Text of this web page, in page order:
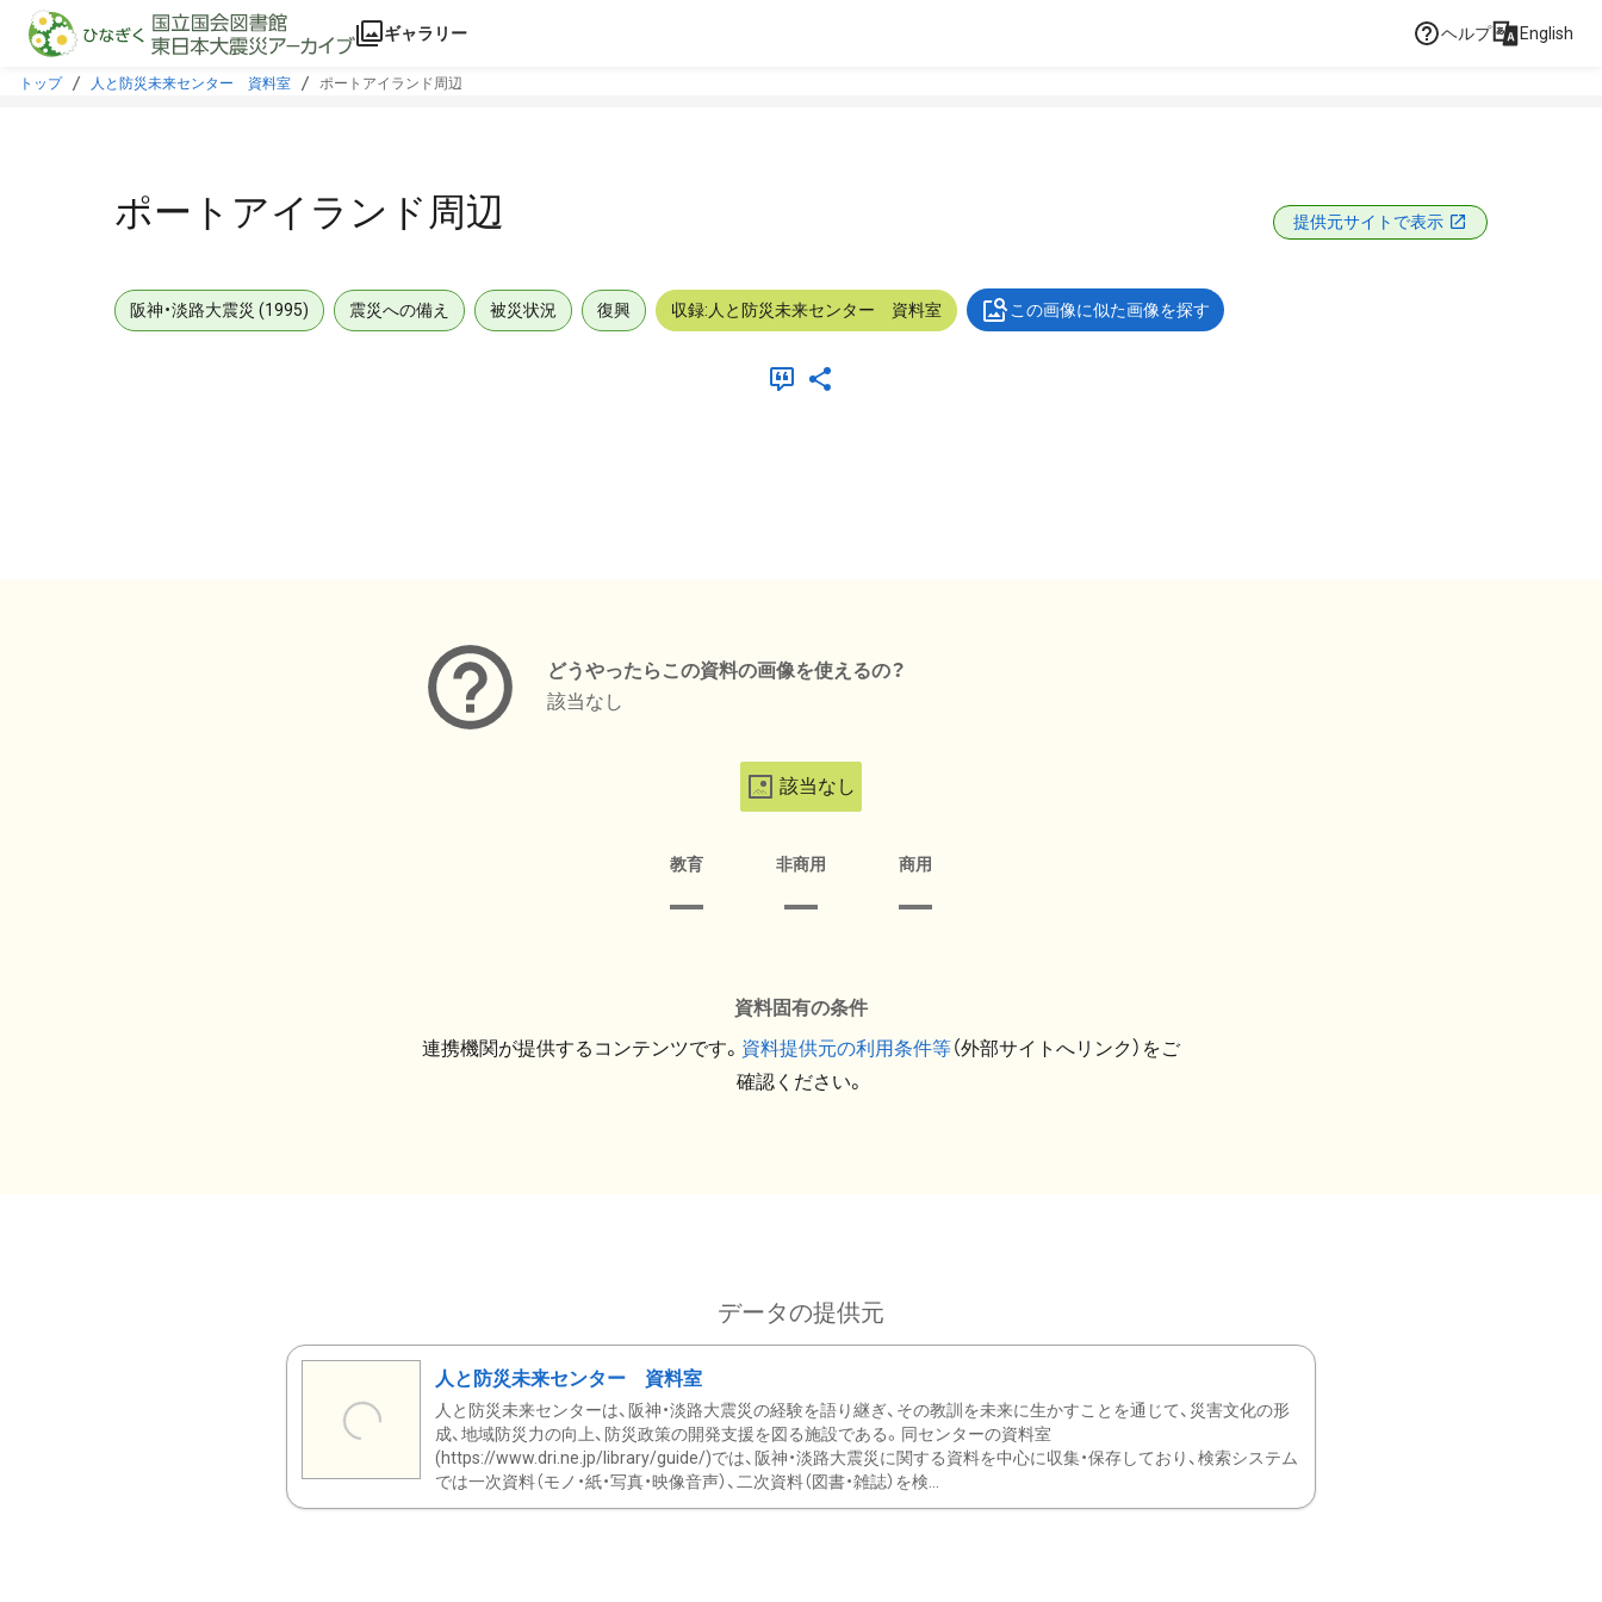
本文に飛ぶ
ギャラリー ヘルプ English
トップ 人と防災未来センター 資料室 ポートアイランド周辺
ポートアイランド周辺 提供元サイトで表示
阪神・淡路大震災 (1995) 震災への備え 被災状況 復興 収録:人と防災未来センター 資料室 この画像に似た画像を探す
どうやったらこの資料の画像を使えるの？
該当なし
該当なし
教育 非商用 商用
資料固有の条件
連携機関が提供するコンテンツです。 資料提供元の利用条件等（外部サイトへリンク）をご
確認ください。
データの提供元
人と防災未来センター 資料室
人と防災未来センターは、阪神・淡路大震災の経験を語り継ぎ、その教訓を未来に生かすことを通じて、災害文化の形
成、地域防災力の向上、防災政策の開発支援を図る施設である。同センターの資料室
(https://www.dri.ne.jp/library/guide/)では、阪神・淡路大震災に関する資料を中心に収集・保存しており、検索システム
では一次資料（モノ・紙・写真・映像音声）、二次資料（図書・雑誌）を検...